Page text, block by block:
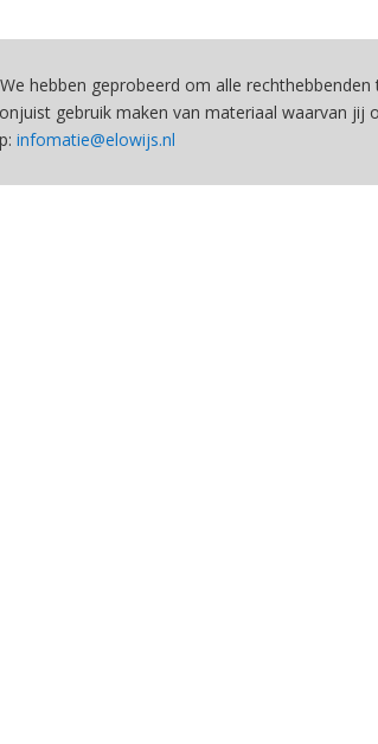
hebben geprobeerd om alle
gebruik maken van materiaal waarvan
infomatie@elowijs.nl